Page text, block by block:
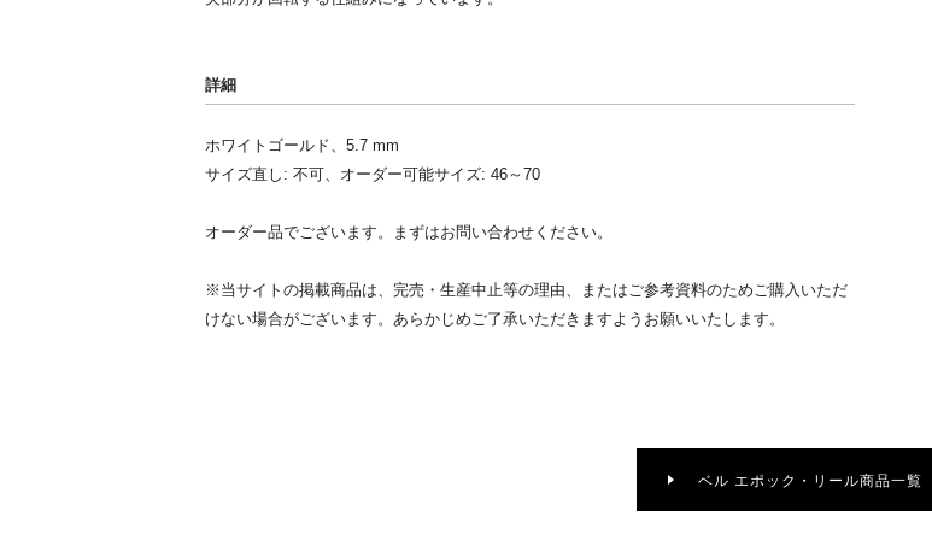
詳細
ホワイトゴールド、5.7 mm
サイズ直し: 不可、オーダー可能サイズ: 46～70
オーダー品でございます。まずはお問い合わせください。
※当サイトの掲載商品は、完売・生産中止等の理由、またはご参考資料のためご購入いただ
けない場合がございます。あらかじめご了承いただきますようお願いいたします。
ベル エポック・リール商品一覧